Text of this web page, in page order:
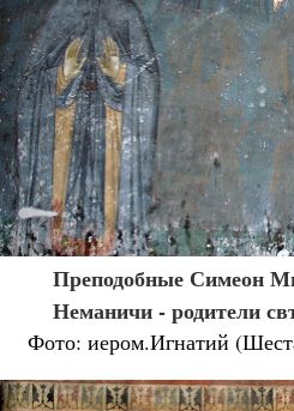
Преподобные Симеон
Неманичи - родители
Фото: иером.Игнатий